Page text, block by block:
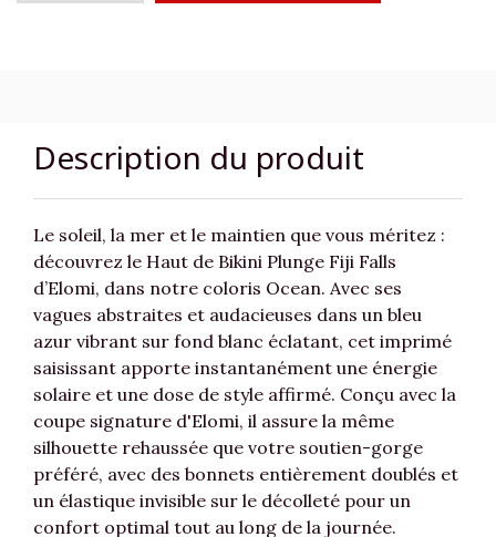
Description du produit
Le soleil, la mer et le maintien que vous méritez :
découvrez le Haut de Bikini Plunge Fiji Falls
d’Elomi, dans notre coloris Ocean. Avec ses
vagues abstraites et audacieuses dans un bleu
azur vibrant sur fond blanc éclatant, cet imprimé
saisissant apporte instantanément une énergie
solaire et une dose de style affirmé. Conçu avec la
coupe signature d'Elomi, il assure la même
silhouette rehaussée que votre soutien-gorge
préféré, avec des bonnets entièrement doublés et
un élastique invisible sur le décolleté pour un
confort optimal tout au long de la journée.